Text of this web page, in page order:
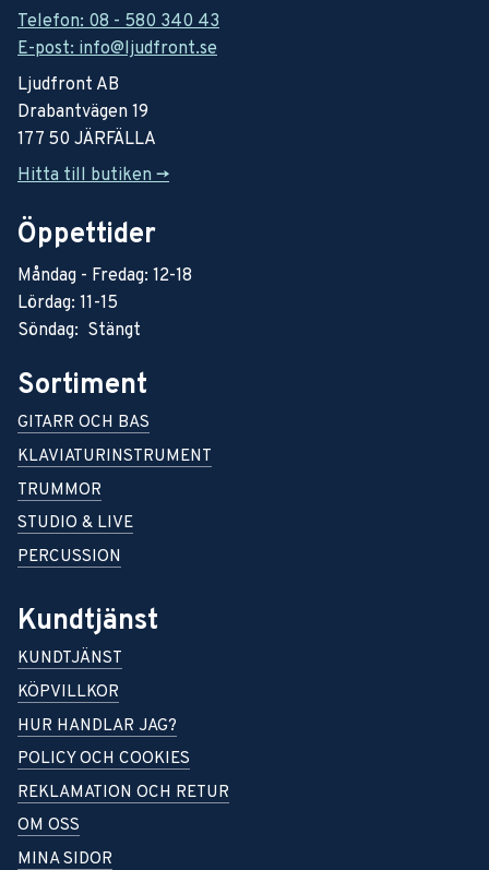
Telefon: 08 - 580 340 43
E-post: info@ljudfront.se
Ljudfront AB
Drabantvägen 19
177 50 JÄRFÄLLA
Hitta till butiken ->
Öppettider
Måndag - Fredag: 12-18
Lördag: 11-15
Söndag: Stängt
Sortiment
GITARR OCH BAS
KLAVIATURINSTRUMENT
TRUMMOR
STUDIO & LIVE
PERCUSSION
Kundtjänst
KUNDTJÄNST
KÖPVILLKOR
HUR HANDLAR JAG?
POLICY OCH COOKIES
REKLAMATION OCH RETUR
OM OSS
MINA SIDOR